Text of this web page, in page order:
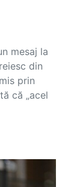
mesaj la
din
prin
că „acel